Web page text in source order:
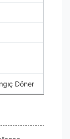
Döner